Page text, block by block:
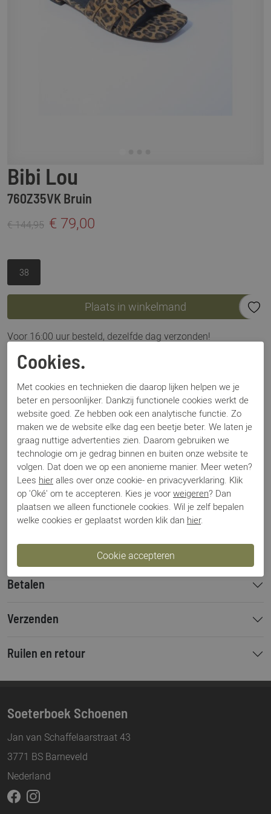
Bibi Lou
760Z35VK Bruin
€ 144,95 € 79,00
38
Plaats in winkelmand
Voor 16:00 uur besteld, dezelfde dag verzonden!
Omschrijving
Bibi Lou 760Z35VK luipaard
Specificaties
Merk
Bibi Lou
Artikelnummer
760Z35VK
Los voetbed
Nee
Categorie
Slippers
Kleur
Bruin
Materiaal
Nubuck
Bestelcode
000002967
Betalen
Verzenden
Ruilen en retour
Soeterboek Schoenen
Jan van Schaffelaarstraat 43
3771 BS Barneveld
Nederland
Cookies.
Met cookies en technieken die daarop lijken helpen we je
beter en persoonlijker. Dankzij functionele cookies werkt de
website goed. Ze hebben ook een analytische functie. Zo
maken we de website elke dag een beetje beter. We laten je
graag nuttige advertenties zien. Daarom gebruiken we
technologie om je gedrag binnen en buiten onze website te
volgen. Dat doen we op een anonieme manier. Meer weten?
Lees hier alles over onze cookie- en privacyverklaring. Klik
op 'Oké' om te accepteren. Kies je voor weigeren? Dan
plaatsen we alleen functionele cookies. Wil je zelf bepalen
welke cookies er geplaatst worden klik dan hier.